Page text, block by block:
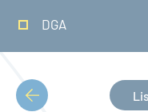
DGA
PAGINATION